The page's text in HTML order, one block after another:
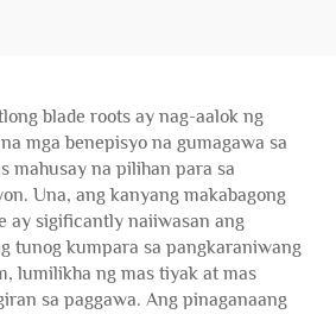
blade roots ay nag-aalok ng
mga benepisyo na gumagawa sa
mahusay na pilihan para sa
Una, ang kanyang makabagong
ay sigificantly naiiwasan ang
tunog kumpara sa pangkaraniwang
lumilikha ng mas tiyak at mas
sa paggawa. Ang pinaganaang